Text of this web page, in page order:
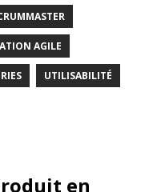
AGILE
UTILISABILITÉ
en